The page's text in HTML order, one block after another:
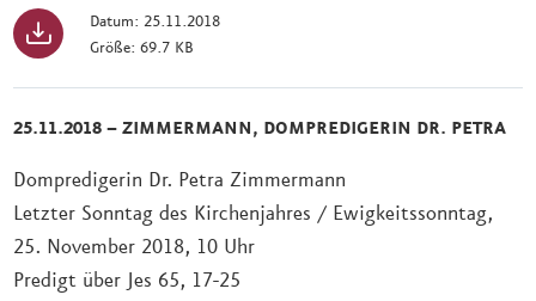
Datum: 25.11.2018
Größe: 69.7 KB
25.11.2018 – ZIMMERMANN, DOMPREDIGERIN DR. PETRA
Dompredigerin Dr. Petra Zimmermann
Letzter Sonntag des Kirchenjahres / Ewigkeitssonntag,
25. November 2018, 10 Uhr
Predigt über Jes 65, 17-25